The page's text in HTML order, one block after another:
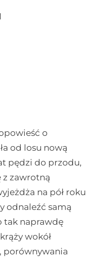
o
od losu nową
pędzi do przodu,
z zawrotną
na pół roku
odnaleźć samą
tak naprawdę
wokół
porównywania